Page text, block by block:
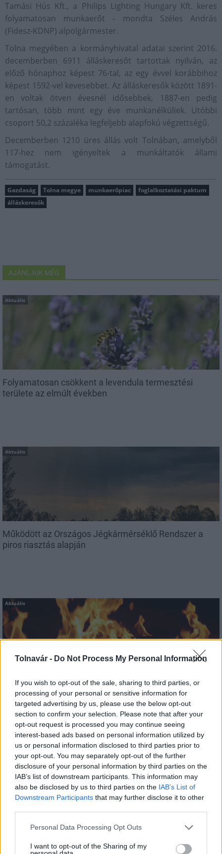
Tolnavár - Do Not Process My Personal Information
If you wish to opt-out of the sale, sharing to third parties, or
processing of your personal or sensitive information for
targeted advertising by us, please use the below opt-out
section to confirm your selection. Please note that after your
opt-out request is processed you may continue seeing
interest-based ads based on personal information utilized by
us or personal information disclosed to third parties prior to
your opt-out. You may separately opt-out of the further
disclosure of your personal information by third parties on the
IAB’s list of downstream participants. This information may
also be disclosed by us to third parties on the IAB’s List of
Downstream Participants that may further disclose it to other
Please note that this website/app uses one or more Google
not limited to your visit or usage behaviour. You may click to
Personal Data Processing Opt Outs
I want to opt-out of the Sharing of my
Tamási Hús Kft., a Philips Lighting Hungary Kft. keres
folyamatosan munkaerőt - mondta Széles András
(Fidesz-KDNP) alpolgármester.
Tolna megyében a kormányhivatal adatai szerint 2016.
decemberben 6911 álláskeresőt tartottak nyilván, az
előző hónaphoz képest 76-tal, az egy évvel korábbihoz
képest 1592-vel kevesebbet. Az álláskeresők között 1891-
en voltak ötven évesnél idősebbek, 1887-en pedig
tartósan, több mint egy éve munkanélküliek. Utóbbi
csoport 50,2 százaléka legfeljebb alapfokú végzettségű.
Decemberben 1210 üres állás volt Tolnában, amelyből
117-hez nem igényeltek a munkáltatók állami
támogatást.
Gazdaság Tolna megye munkaerőpiac
foglalkoztatási paktum
álláskeresők
AJÁNLJUK MÉG
Aktuális
Folyamatosan csökkent a levendula termesztési
területe az elmúlt években
Aktuális
Működött az Országos Jégkármérséklő Rendszer a
piros riasztás alapján
Aktuális
Péntektől Budapesten és 10 vármegyében megszűnik
a tűzgyújtási tilalom
MAGYAR ÉPÍTŐK
Útépítés